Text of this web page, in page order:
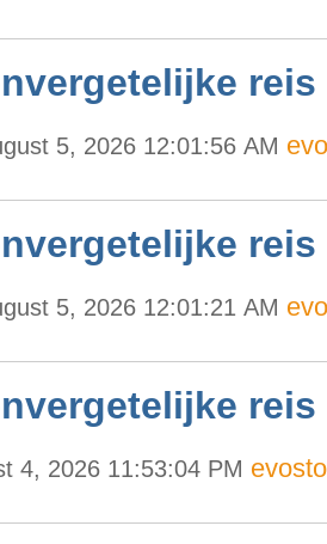
reis
5, 2026 12:01:56 AM
reis
5, 2026 12:01:21 AM
reis
4, 2026 11:53:04 PM